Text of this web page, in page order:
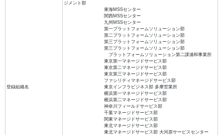
登録組織名
ジメント部
東海MSSセンター
関西MSSセンター
九州MSSセンター
第一プラットフォームソリューション部
第二プラットフォームソリューション部
第三プラットフォームソリューション部
第三プラットフォームソリューション部
プラットフォームソリューション第二課浦和事業所
東京第一マネージドサービス部
東京第二マネージドサービス部
東京第三マネージドサービス部
ファシリティマネージドサービス部
東京インフラビジネス部 多摩営業所
横浜第一マネージドサービス部
横浜第二マネージドサービス部
神奈川フィールドサービス部
千葉マネージドサービス部
関東マネージドサービス部
東北マネージドサービス部
東北マネージドサービス部 大河原サービスセンター